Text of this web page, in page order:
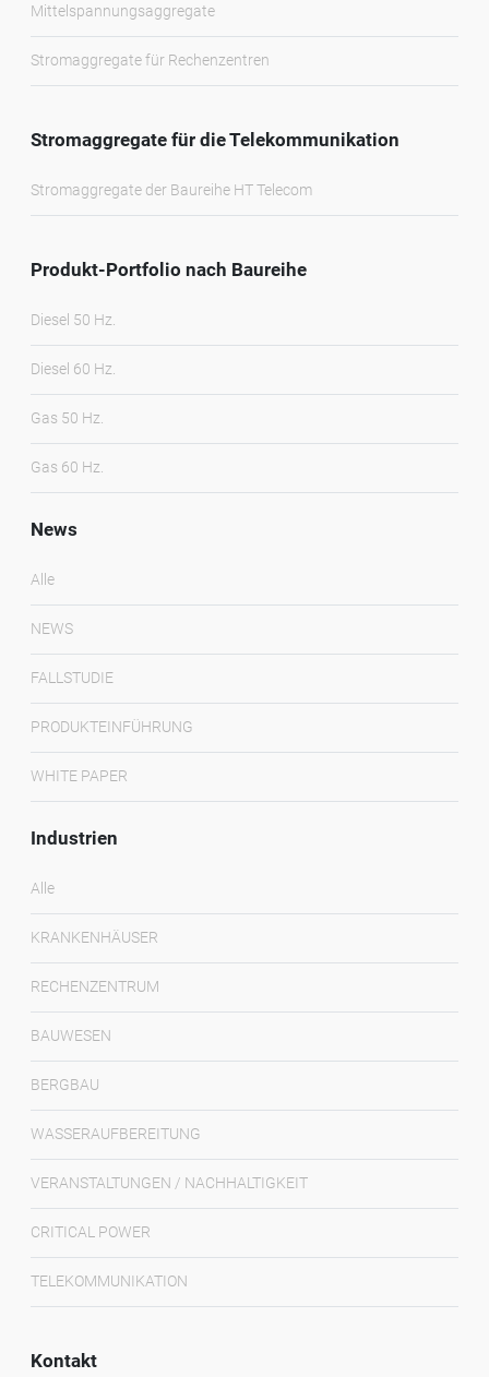
Mittelspannungsaggregate
Stromaggregate für Rechenzentren
Stromaggregate für die Telekommunikation
Stromaggregate der Baureihe HT Telecom
Produkt-Portfolio nach Baureihe
Diesel 50 Hz.
Diesel 60 Hz.
Gas 50 Hz.
Gas 60 Hz.
News
Alle
NEWS
FALLSTUDIE
PRODUKTEINFÜHRUNG
WHITE PAPER
Industrien
Alle
KRANKENHÄUSER
RECHENZENTRUM
BAUWESEN
BERGBAU
WASSERAUFBEREITUNG
VERANSTALTUNGEN / NACHHALTIGKEIT
CRITICAL POWER
TELEKOMMUNIKATION
Kontakt